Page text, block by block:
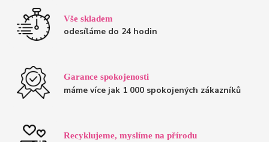
Vše skladem
odesíláme do 24 hodin
Garance spokojenosti
máme více jak 1 000 spokojených zákazníků
Recyklujeme, myslíme na přírodu